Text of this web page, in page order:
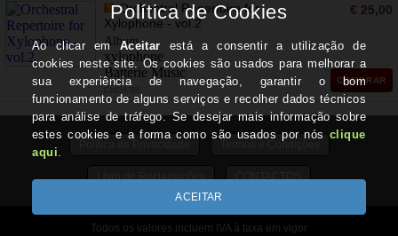
Orchestral Repertoire for
Xylophone - vol.2
Album
xylophone
Batterie Music
€ 25,00
COMPRAR
Termos e Condições
Livro de Reclamações CONTACTOS
Todos os valores incluem IVA à taxa em vigor